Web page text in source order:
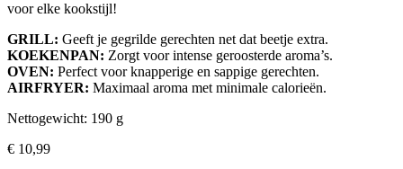
voor elke kookstijl!
GRILL: Geeft je gegrilde gerechten net dat beetje extra.
KOEKENPAN: Zorgt voor intense geroosterde aroma’s.
OVEN: Perfect voor knapperige en sappige gerechten.
AIRFRYER: Maximaal aroma met minimale calorieën.
Nettogewicht: 190 g
€ 10,99